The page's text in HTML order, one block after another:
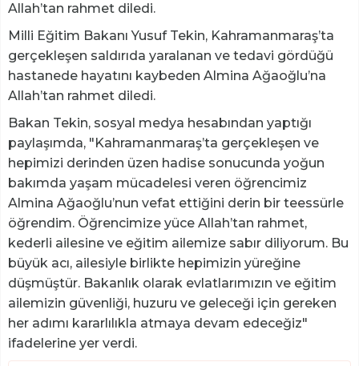
Allah’tan rahmet diledi.
Milli Eğitim Bakanı Yusuf Tekin, Kahramanmaraş’ta
gerçekleşen saldırıda yaralanan ve tedavi gördüğü
hastanede hayatını kaybeden Almina Ağaoğlu’na
Allah’tan rahmet diledi.
Bakan Tekin, sosyal medya hesabından yaptığı
paylaşımda, "Kahramanmaraş’ta gerçekleşen ve
hepimizi derinden üzen hadise sonucunda yoğun
bakımda yaşam mücadelesi veren öğrencimiz
Almina Ağaoğlu’nun vefat ettiğini derin bir teessürle
öğrendim. Öğrencimize yüce Allah’tan rahmet,
kederli ailesine ve eğitim ailemize sabır diliyorum. Bu
büyük acı, ailesiyle birlikte hepimizin yüreğine
düşmüştür. Bakanlık olarak evlatlarımızın ve eğitim
ailemizin güvenliği, huzuru ve geleceği için gereken
her adımı kararlılıkla atmaya devam edeceğiz"
ifadelerine yer verdi.